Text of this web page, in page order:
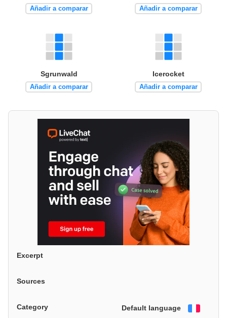
Añadir a comparar Añadir a comparar
Sgrunwald
Añadir a comparar
Icerocket
Añadir a comparar
Excerpt
Sources
Category Default language